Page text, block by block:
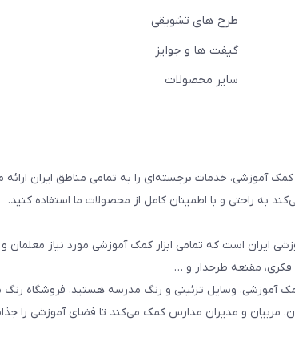
طرح های تشویقی
گیفت ها و جوایز
سایر محصولات
آموزشی، خدمات برجسته‌ای را به تمامی مناطق ایران
به راحتی و با اطمینان کامل از محصولات ما استفاده کنید.
ایران است که تمامی ابزار کمک آموزشی مورد نیاز معلمان
فکری، مقنعه طرحدار و …
آموزشی، وسایل تزئینی و رنگ مدرسه هستید، فروشگاه
مربیان و مدیران مدارس کمک می‌کند تا فضای آموزشی را